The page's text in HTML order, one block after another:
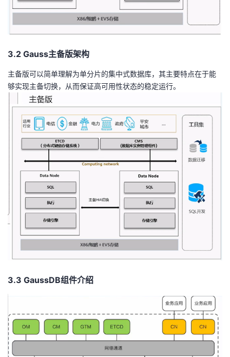
3.2 Gauss主备版架构
主备版可以简单理解为单分片的集中式数据库，其主要特点在于能
够实现主备切换，从而保证高可用性状态的稳定运行。
3.3 GaussDB组件介绍